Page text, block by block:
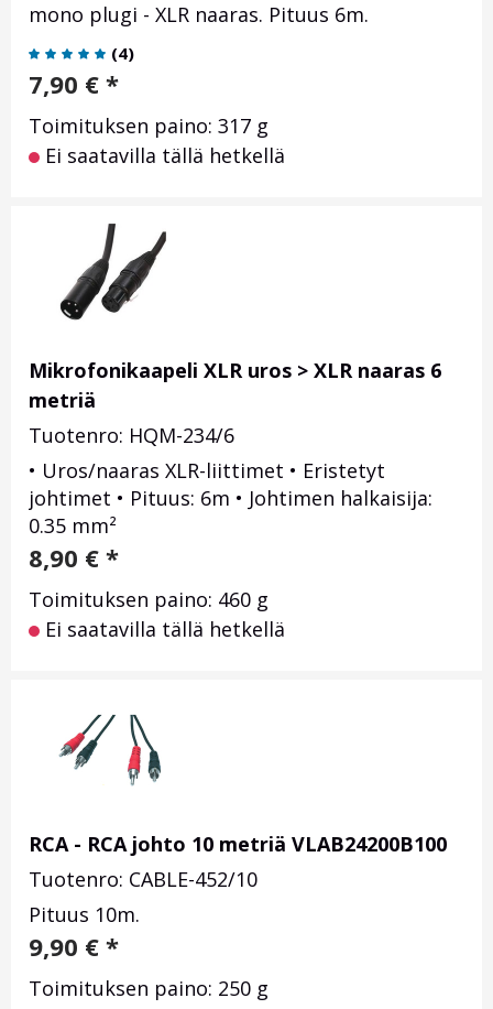
mono plugi - XLR naaras. Pituus 6m.
(4)
7,90 € *
Toimituksen paino: 317 g
Ei saatavilla tällä hetkellä
Mikrofonikaapeli XLR uros > XLR naaras 6
metriä
Tuotenro: HQM-234/6
• Uros/naaras XLR-liittimet • Eristetyt
johtimet • Pituus: 6m • Johtimen halkaisija:
0.35 mm²
8,90 € *
Toimituksen paino: 460 g
Ei saatavilla tällä hetkellä
RCA - RCA johto 10 metriä VLAB24200B100
Tuotenro: CABLE-452/10
Pituus 10m.
9,90 € *
Toimituksen paino: 250 g